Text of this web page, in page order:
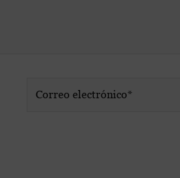
electrónico*